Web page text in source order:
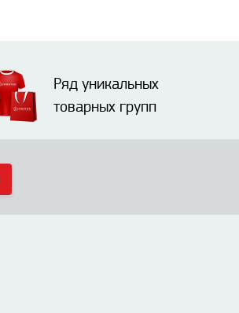
Ряд уникальных
товарных групп